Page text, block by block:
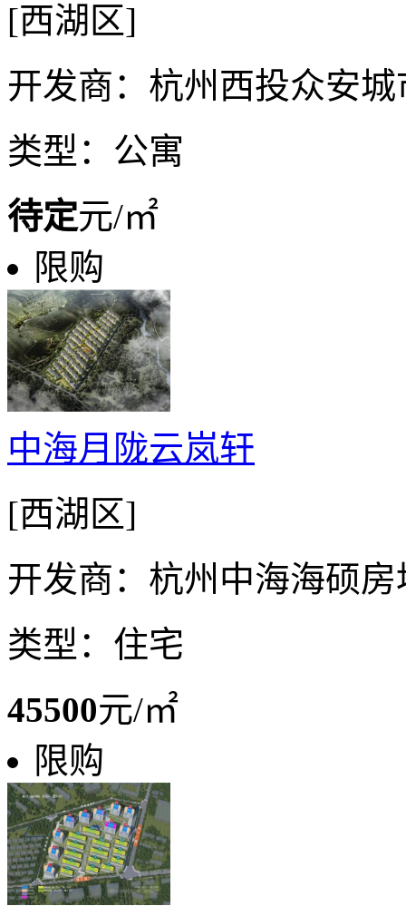
[西湖区]
开发商：杭州西投众安
类型：公寓
待定元/㎡
限购
中海月陇云岚轩
[西湖区]
开发商：杭州中海海硕
类型：住宅
45500元/㎡
限购